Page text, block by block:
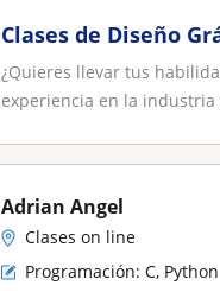
Clases de Diseño
¿Quieres llevar tus
experiencia en la industria
Adrian Angel
Clases on line
Programación: C, Python